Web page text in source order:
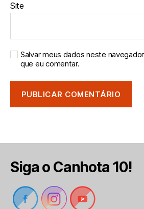
Site
Salvar meus dados neste
que eu comentar.
Siga o Canhota 10!